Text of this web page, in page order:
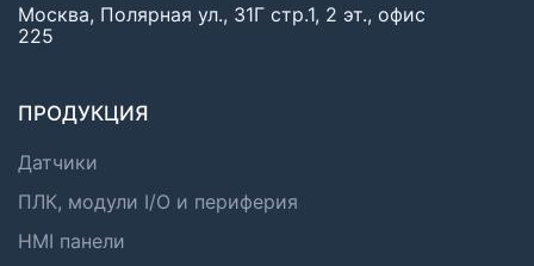
Москва, Полярная ул., 31Г стр.1, 2 эт., офис
225
ПРОДУКЦИЯ
Датчики
ПЛК, модули I/O и периферия
HMI панели